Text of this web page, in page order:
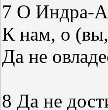
7 О Индра-
К нам, о
Да не
8 Да не